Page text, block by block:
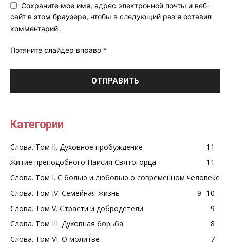
Сохраните мое имя, адрес электронной почты и веб-
сайт в этом браузере, чтобы в следующий раз я оставил
комментарий.
Потяните слайдер вправо *
Категории
Слова. Том II. Духовное пробуждение
11
Житие преподобного Паисия Святогорца
11
Слова. Том I. С болью и любовью о современном человеке
10
Слова. Том IV. Семейная жизнь
9
Слова. Том V. Страсти и добродетели
9
Слова. Том III. Духовная борьба
8
Слова. Том VI. О молитве
7